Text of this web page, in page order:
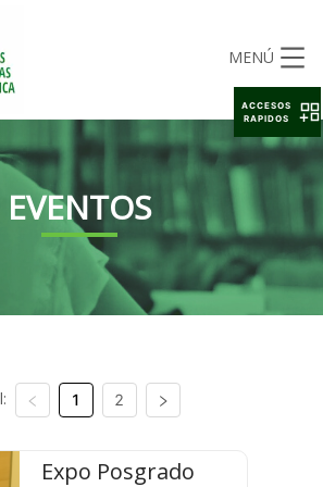
MENÚ
EVENTOS
1 2
Expo Posgrado
ACCESOS
RAPIDOS